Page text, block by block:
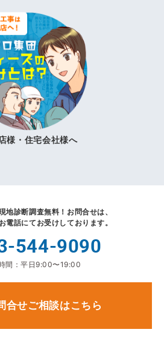
様・住宅会社様へ
地診断調査無料！ お問合せは、
電話にてお受けしております。
544-9090
間：平日9:00〜19:00
合せご相談はこちら